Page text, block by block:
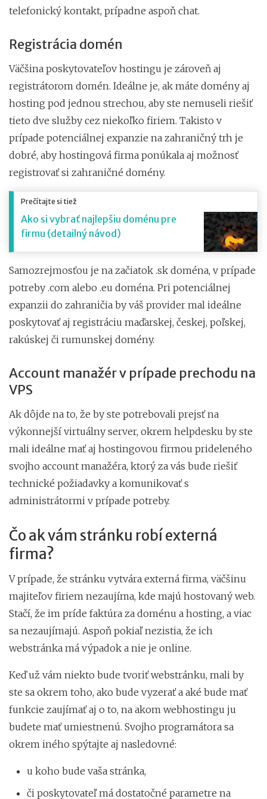
telefonický kontakt, prípadne aspoň chat.
Registrácia domén
Väčšina poskytovateľov hostingu je zároveň aj
registrátorom domén. Ideálne je, ak máte domény aj
hosting pod jednou strechou, aby ste nemuseli riešiť
tieto dve služby cez niekoľko firiem. Takisto v
prípade potenciálnej expanzie na zahraničný trh je
dobré, aby hostingová firma ponúkala aj možnosť
registrovať si zahraničné domény.
Prečítajte si tiež
Ako si vybrať najlepšiu doménu pre
firmu (detailný návod)
Samozrejmosťou je na začiatok .sk doména, v prípade
potreby .com alebo .eu doména. Pri potenciálnej
expanzii do zahraničia by váš provider mal ideálne
poskytovať aj registráciu maďarskej, českej, poľskej,
rakúskej či rumunskej domény.
Account manažér v prípade prechodu na
VPS
Ak dôjde na to, že by ste potrebovali prejsť na
výkonnejší virtuálny server, okrem helpdesku by ste
mali ideálne mať aj hostingovou firmou prideleného
svojho account manažéra, ktorý za vás bude riešiť
technické požiadavky a komunikovať s
administrátormi v prípade potreby.
Čo ak vám stránku robí externá
firma?
V prípade, že stránku vytvára externá firma, väčšinu
majiteľov firiem nezaujíma, kde majú hostovaný web.
Stačí, že im príde faktúra za doménu a hosting, a viac
sa nezaujímajú. Aspoň pokiaľ nezistia, že ich
webstránka má výpadok a nie je online.
Keď už vám niekto bude tvoriť webstránku, mali by
ste sa okrem toho, ako bude vyzerať a aké bude mať
funkcie zaujímať aj o to, na akom webhostingu ju
budete mať umiestnenú. Svojho programátora sa
okrem iného spýtajte aj nasledovné:
u koho bude vaša stránka,
či poskytovateľ má dostatočné parametre na